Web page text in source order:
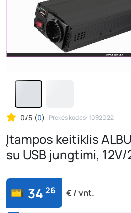
0/5 (0) Prekės kodas: 1092022
Įtampos keitiklis
su USB jungtimi, 12V/
34 26 € / vnt.